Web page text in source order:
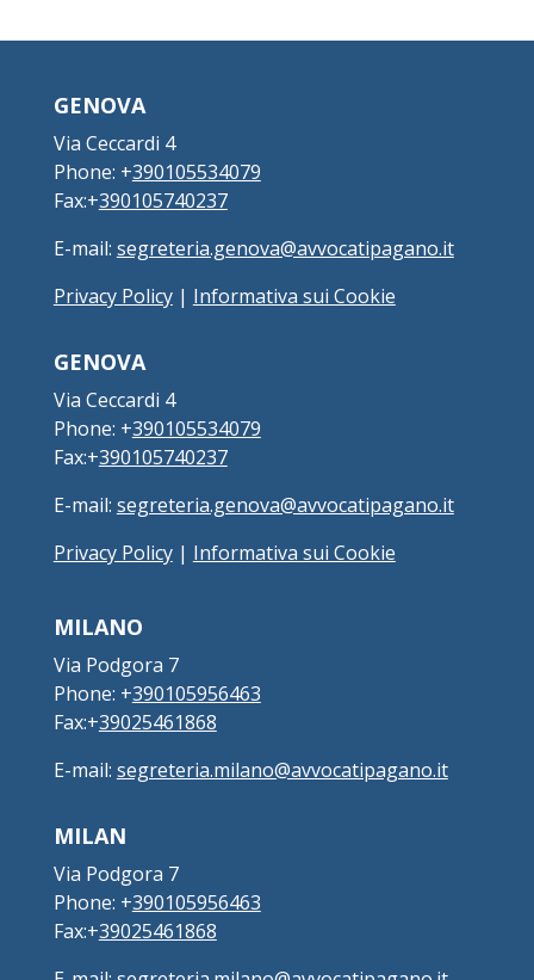
GENOVA
Via Ceccardi 4
Phone: +390105534079
Fax:+390105740237
E-mail: segreteria.genova@avvocatipagano.it
Privacy Policy| Informativa sui Cookie
GENOVA
Via Ceccardi 4
Phone: +390105534079
Fax:+390105740237
E-mail: segreteria.genova@avvocatipagano.it
Privacy Policy| Informativa sui Cookie
MILANO
Via Podgora 7
Phone: +390105956463
Fax:+39025461868
E-mail: segreteria.milano@avvocatipagano.it
MILAN
Via Podgora 7
Phone: +390105956463
Fax:+39025461868